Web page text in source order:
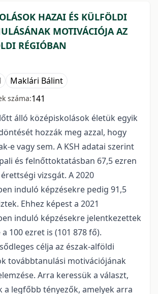
HAZAI ÉS KÜLFÖLDI
MOTIVÁCIÓJA AZ
RÉGIÓBAN
Maklári Bálint
száma:141
álló középiskolások életük egyik
hozzák meg azzal, hogy
e vagy sem. A KSH adatai szerint
és felnőttoktatásban 67,5 ezren
vizsgát. A 2020
induló képzésekre pedig 91,5
Ehhez képest a 2021
induló képzésekre jelentkezettek
100 ezret is (101 878 fő).
célja az észak-alföldi
továbbtanulási motivációjának
Arra keressük a választ,
a legfőbb tényezők, amelyek arra